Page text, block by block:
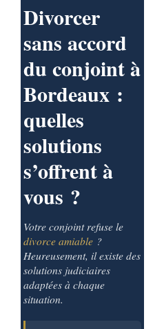
Divorcer
sans accord
du conjoint à
Bordeaux :
quelles
solutions
s’offrent à
vous ?
Votre conjoint refuse le
divorce amiable ?
Heureusement, il existe des
solutions judiciaires
adaptées à chaque
situation.